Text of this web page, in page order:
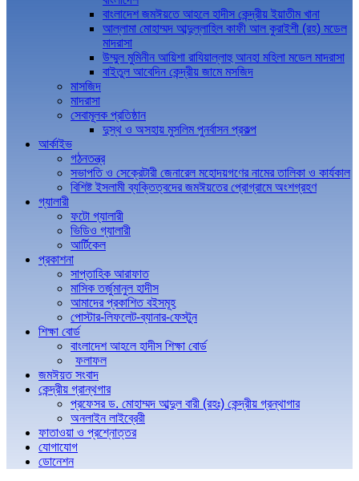
বাংলাদেশ জমঈয়তে আহলে হাদীস কেন্দ্রীয় ইয়াতীম খানা
আল্লামা মোহাম্মদ আব্দুল্লাহিল কাফী আল কুরাইশী (রহ) মডেল
মাদরাসা
উম্মুল মুমিনীন আয়িশা রাযিয়াল্লাহু আনহা মহিলা মডেল মাদরাসা
বাইতুল আবেদিন কেন্দ্রীয় জামে মসজিদ
মাসজিদ
মাদরাসা
সেবামূলক প্রতিষ্ঠান
দুস্থ ও অসহায় মুসলিম পুনর্বাসন প্রকল্প
আর্কাইভ
গঠনতন্ত্র
সভাপতি ও সেক্রেটারী জেনারেল মহোদয়গণের নামের তালিকা ও কার্যকাল
বিশিষ্ট ইসলামী ব্যক্তিত্বদের জমঈয়তের প্রোগ্রামে অংশগ্রহণ
গ্যালারী
ফটো গ্যালারী
ভিডিও গ্যালারী
আর্টিকেল
প্রকাশনা
সাপ্তাহিক আরাফাত
মাসিক তর্জুমানুল হাদীস
আমাদের প্রকাশিত বইসমূহ
পোস্টার-লিফলেট-ব্যানার-ফেস্টুন
শিক্ষা বোর্ড
বাংলাদেশ আহলে হাদীস শিক্ষা বোর্ড
ফলাফল
জমঈয়ত সংবাদ
কেন্দ্রীয় গ্রান্থগার
প্রফেসর ড. মোহাম্মদ আব্দুল বারী (রহঃ) কেন্দ্রীয় গ্রন্থাগার
অনলাইন লাইব্রেরী
ফাতাওয়া ও প্রশ্নোত্তর
যোগাযোগ
ডোনেশন